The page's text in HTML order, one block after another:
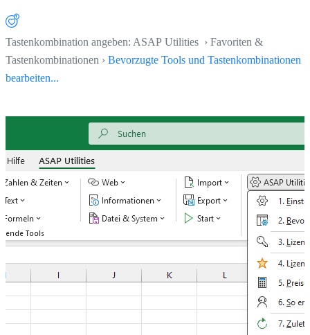
Tastenkombination angeben: ASAP Utilities › Favoriten &
Tastenkombinationen › Bevorzugte Tools und Tastenkombinationen
bearbeiten...